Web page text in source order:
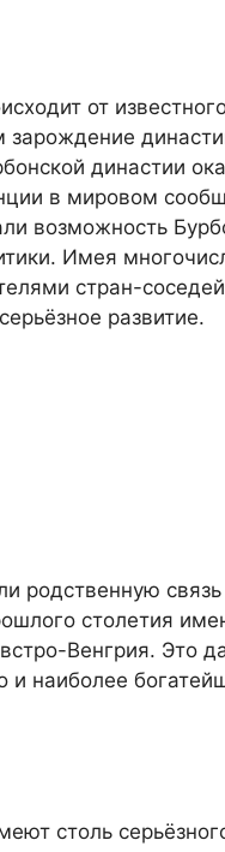
от
династии
в мировом
возможность
Имея
стран-
развитие.
родственную
столетия
Венгрия. Это
и наиболее
столь